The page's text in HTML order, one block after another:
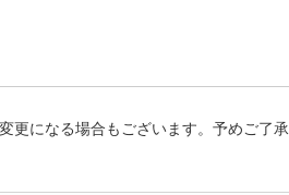
更になる場合もございます。予めご了承